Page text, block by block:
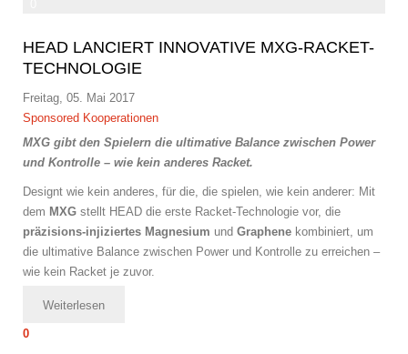
HEAD LANCIERT INNOVATIVE MXG-RACKET-
TECHNOLOGIE
Freitag, 05. Mai 2017
Sponsored Kooperationen
MXG gibt den Spielern die ultimative Balance zwischen Power
und Kontrolle – wie kein anderes Racket.
Designt wie kein anderes, für die, die spielen, wie kein anderer: Mit
dem MXGstellt HEAD die erste Racket-Technologie vor, die
präzisions-injiziertes Magnesium und Graphenekombiniert, um
die ultimative Balance zwischen Power und Kontrolle zu erreichen –
wie kein Racket je zuvor.
Weiterlesen
0